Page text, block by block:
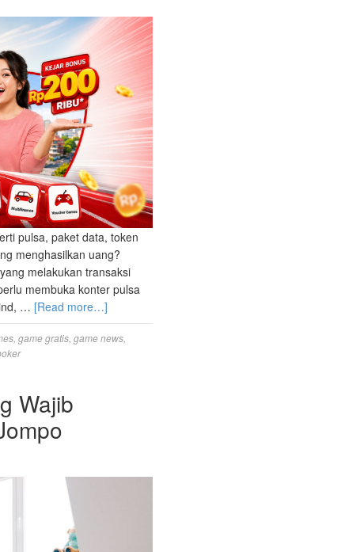
pulsa, paket data, token
menghasilkan uang?
melakukan transaksi
membuka konter pulsa
… [Read more…]
game gratis game news
Wajib